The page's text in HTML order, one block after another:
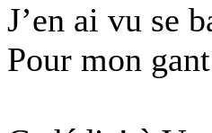
J’en ai vu se
Pour mon